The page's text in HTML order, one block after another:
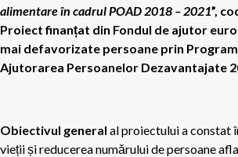
alimentare în cadrul POAD 2018 – 2021”,
Proiect finanțat din Fondul de ajutor
mai defavorizate persoane prin
Ajutorarea Persoanelor Dezavantajate
Obiectivul general al proiectului a constat
vieții și reducerea numărului de persoane